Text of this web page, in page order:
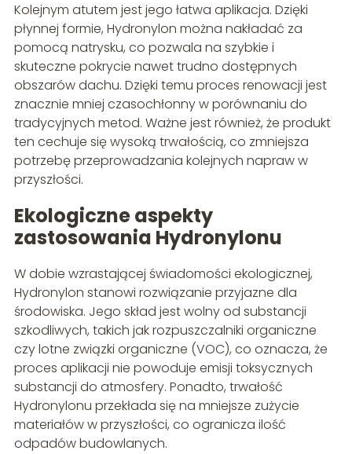
Kolejnym atutem jest jego łatwa aplikacja. Dzięki
płynnej formie, Hydronylon można nakładać za
pomocą natrysku, co pozwala na szybkie i
skuteczne pokrycie nawet trudno dostępnych
obszarów dachu. Dzięki temu proces renowacji jest
znacznie mniej czasochłonny w porównaniu do
tradycyjnych metod. Ważne jest również, że produkt
ten cechuje się wysoką trwałością, co zmniejsza
potrzebę przeprowadzania kolejnych napraw w
przyszłości.
Ekologiczne aspekty
zastosowania Hydronylonu
W dobie wzrastającej świadomości ekologicznej,
Hydronylon stanowi rozwiązanie przyjazne dla
środowiska. Jego skład jest wolny od substancji
szkodliwych, takich jak rozpuszczalniki organiczne
czy lotne związki organiczne (VOC), co oznacza, że
proces aplikacji nie powoduje emisji toksycznych
substancji do atmosfery. Ponadto, trwałość
Hydronylonu przekłada się na mniejsze zużycie
materiałów w przyszłości, co ogranicza ilość
odpadów budowlanych.